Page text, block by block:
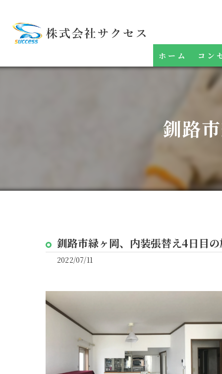
ホーム コン
釧路
釧路市緑ヶ岡、内装張替え4日目
2022/07/11